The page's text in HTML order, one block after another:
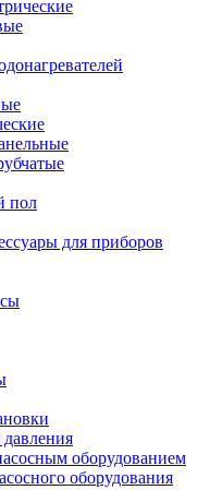
пол
для приборов
оборудованием
оборудования